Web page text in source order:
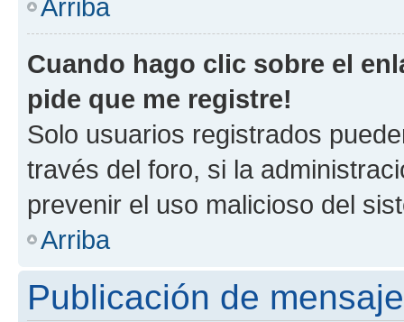
Arriba
Cuando hago clic sobre el
pide que me registre!
Solo usuarios registrados
través del foro, si la
prevenir el uso malicioso del
Arriba
Publicación de